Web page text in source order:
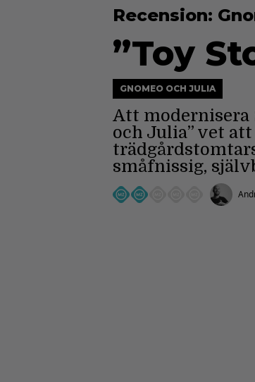
Recension:
”Toy
GNOMEO OCH JULIA
Att modernisera
och Julia” vet
småfnissig,